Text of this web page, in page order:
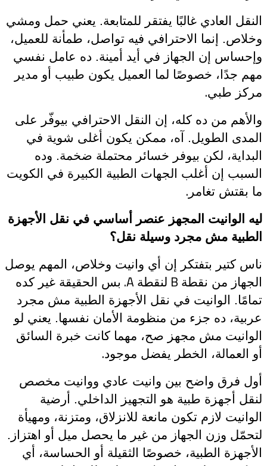
النقل العادي غالبًا يفتقر للمتابعة. يعني حمل ومشي
وخلاص. إنما الاحترافي فيه تواصل، طمأنة للعميل،
وإحساس إن الجهاز في أيد أمينة. ده عامل نفسي
مهم جدًا، خصوصًا لما العميل يكون طبيب أو مدير
مركز طبي.
والأهم من ده كله، إن النقل الاحترافي بيوفّر على
المدى الطويل. آه، ممكن يكون أغلى شوية في
البداية، لكن بيوفر خسائر محتملة ضخمة. وده
السبب إن أغلب الجهات الطبية الكبيرة في الكويت
ما بقتش تغامر .
ليه الوانيت المجهز عنصر أساسي في نقل الأجهزة
الطبية مش مجرد وسيلة نقل؟
ناس كتير بتفتكر إن أي وانيت وخلاص، المهم يوصل
الجهاز من نقطة
لنقطة B.
بس الحقيقة غير كده
تمامًا. الوانيت في نقل الأجهزة الطبية مش مجرد
عربية، ده جزء من منظومة الأمان نفسها. يعني لو
الوانيت مش مجهز صح، مهما كانت خبرة السائق
أو العمالة، الخطر يفضل موجود.
أول فرق واضح بين وانيت عادي ووانيت مخصص
لنقل أجهزة طبية هو التجهيز الداخلي. أرضية
الوانيت لازم تكون مانعة للانزلاق، ومتزنة، ومهيأة
لتحمّل وزن الجهاز من غير ما يحصل ميل أو اهتزاز.
الأجهزة الطبية، خصوصًا الثقيلة أو الحساسة، أي